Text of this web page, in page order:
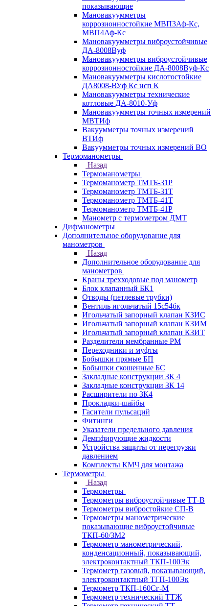
показывающие
Мановакуумметры
коррозионностойкие МВП3Аф-Кс,
МВП4Аф-Кс
Мановакуумметры виброустойчивые
ДА-8008Вуф
Мановакуумметры виброустойчивые
коррозионностойкие ДА-8008Вуф-Кс
Мановакуумметры кислотостойкие
ДА8008-ВУф Кс исп К
Мановакуумметры технические
котловые ДА-8010-Уф
Мановакуумметры точных измерений
МВТИф
Вакуумметры точных измерений
ВТИф
Вакуумметры точных измерений ВО
Термоманометры
Назад
Термоманометры
Термоманометр ТМТБ-31Р
Термоманометр ТМТБ-31Т
Термоманометр ТМТБ-41Т
Термоманометр ТМТБ-41Р
Манометр с термометром ДМТ
Дифманометры
Дополнительное оборудование для
манометров
Назад
Дополнительное оборудование для
манометров
Краны трехходовые под манометр
Блок клапанный БК1
Отводы (петлевые трубки)
Вентиль игольчатый 15с54бк
Игольчатый запорный клапан КЗИС
Игольчатый запорный клапан КЗИМ
Игольчатый запорный клапан КЗИТ
Разделители мембранные РМ
Переходники и муфты
Бобышки прямые БП
Бобышки скошенные БС
Закладные конструкции ЗК 4
Закладные конструкции ЗК 14
Расширители по ЗК4
Прокладки-шайбы
Гасители пульсаций
Фитинги
Указатели предельного давления
Демпфирующие жидкости
Устройства защиты от перегрузки
давлением
Комплекты КМЧ для монтажа
Термометры
Назад
Термометры
Термометры виброустойчивые ТТ-В
Термометры вибростойкие СП-В
Термометры манометрические
показывающие виброустойчивые
ТКП-60/3М2
Термометр манометрический,
конденсационный, показывающий,
электроконтактный ТКП-100Эк
Термометр газовый, показывающий,
электроконтактный ТГП-100Эк
Термометр ТКП-160Сг-М
Термометр технический ТТЖ